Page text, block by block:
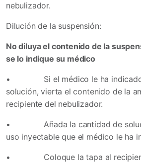
nebulizador.
Dilución de la suspensión:
No diluya el contenido de la
se lo indique su médico
•
Si el médico le ha
solución, vierta el contenido de la
recipiente del nebulizador.
•
Añada la cantidad de
uso inyectable que el médico le ha
•
Coloque la tapa al